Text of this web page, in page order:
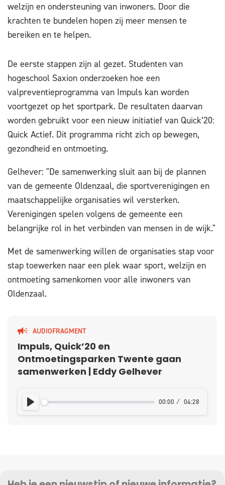
welzijn en ondersteuning van inwoners. Door die
krachten te bundelen hopen zij meer mensen te
bereiken en te helpen.
De eerste stappen zijn al gezet. Studenten van
hogeschool Saxion onderzoeken hoe een
valpreventieprogramma van Impuls kan worden
voortgezet op het sportpark. De resultaten daarvan
worden gebruikt voor een nieuw initiatief van Quick’20:
Quick Actief. Dit programma richt zich op bewegen,
gezondheid en ontmoeting.
Gelhever: "De samenwerking sluit aan bij de plannen
van de gemeente Oldenzaal, die sportverenigingen en
maatschappelijke organisaties wil versterken.
Verenigingen spelen volgens de gemeente een
belangrijke rol in het verbinden van mensen in de wijk."
Met de samenwerking willen de organisaties stap voor
stap toewerken naar een plek waar sport, welzijn en
ontmoeting samenkomen voor alle inwoners van
Oldenzaal.
AUDIOFRAGMENT
Impuls, Quick’20 en
Ontmoetingsparken Twente gaan
samenwerken | Eddy Gelhever
PLAY 00:00 04:28